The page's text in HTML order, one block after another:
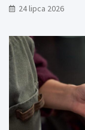
24 lipca 2026